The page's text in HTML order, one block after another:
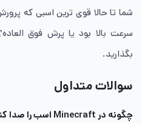
شما تا حالا قوی ترین اسبی که
سرعت بالا بود یا پرش فوق
بگذارید.
سوالات متداول
چگونه در Minecraft اسب را صدا کنیم؟